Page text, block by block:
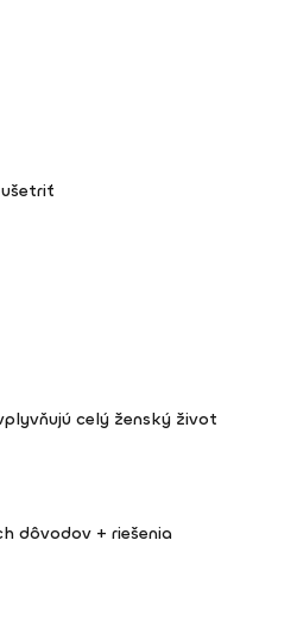
celý ženský život
dôvodov + riešenia